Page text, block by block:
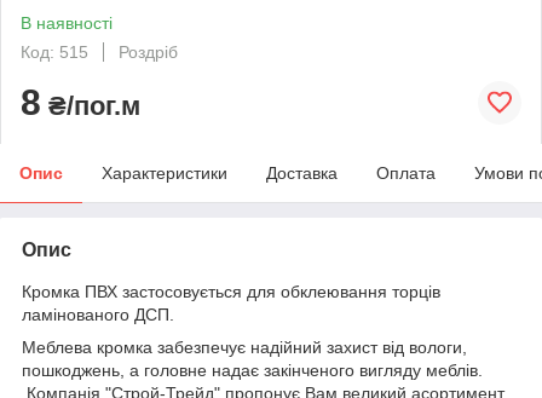
В наявності
Код: 515
Роздріб
8 ₴/пог.м
Опис Характеристики Доставка Оплата Умови
Опис
Кромка ПВХ застосовується для обклеювання торців
ламінованого ДСП.
Меблева кромка забезпечує надійний захист від вологи,
пошкоджень, а головне надає закінченого вигляду меблів.
Компанія "Строй-Трейд" пропонує Вам великий асортимент